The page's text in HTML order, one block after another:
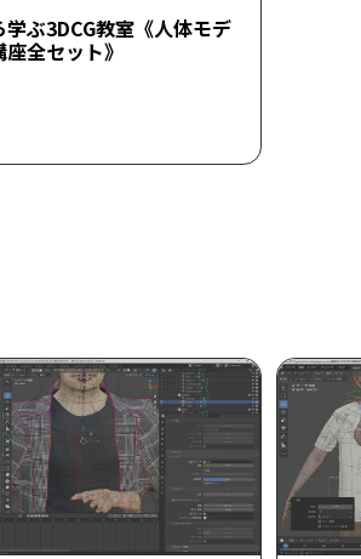
ぶ3DCG教室《人体モデ
全セット》